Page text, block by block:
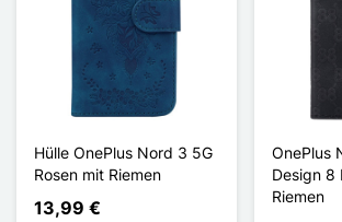
Hülle OnePlus Nord 3 5G
Rosen mit Riemen
13,99 €
OnePlus
Design 8
Riemen